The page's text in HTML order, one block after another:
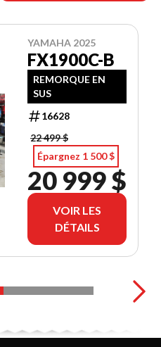
YAMAHA 2025
FX1900C-B
REMORQUE EN
SUS
16628
22 499 $
Épargnez 1 500 $
20 999 $
VOIR LES
DÉTAILS